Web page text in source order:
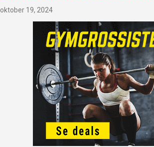
oktober 19, 2024